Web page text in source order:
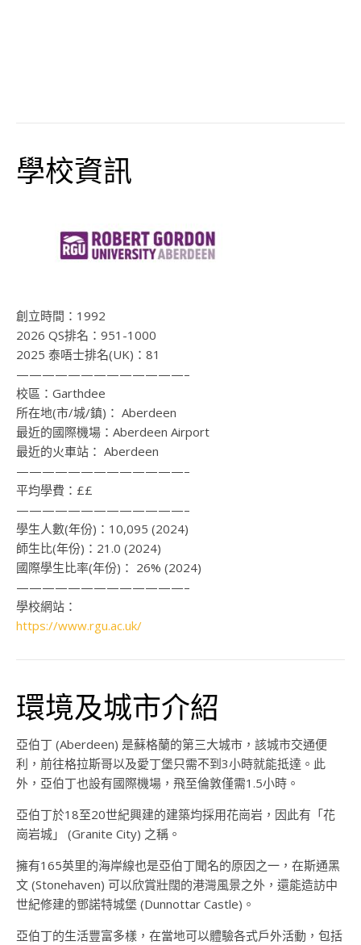
學校資訊
創立時間： 1992
2026 QS排名： 951-1000
2025 泰唔士排名(UK)：81
—————————————–
校區： Garthdee
所在地(市/城/鎮)： Aberdeen
最近的國際機場： Aberdeen Airport
最近的火車站： Aberdeen
—————————————–
平均學費： ££
—————————————–
學生人數(年份)： 10,095 (2024)
師生比(年份)： 21.0 (2024)
國際學生比率(年份)： 26% (2024)
—————————————–
學校網站：
https://www.rgu.ac.uk/
環境及城市介紹
亞伯丁 (Aberdeen) 是蘇格蘭的第三大城市，該城市交通便
利，前往格拉斯哥以及愛丁堡只需不到3小時就能抵達。此
外，亞伯丁也設有國際機場，飛至倫敦僅需1.5小時。
亞伯丁於18至20世紀興建的建築均採用花崗岩，因此有「花
崗岩城」 (Granite City) 之稱。
擁有165英里的海岸線也是亞伯丁聞名的原因之一，在斯通黑
文 (Stonehaven) 可以欣賞壯闊的港灣風景之外，還能造訪中
世紀修建的鄧諾特城堡 (Dunnottar Castle)。
亞伯丁的生活豐富多樣，在當地可以體驗各式戶外活動，包括